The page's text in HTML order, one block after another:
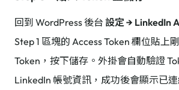
回到 WordPress 後台 設定 → LinkedIn
Step 1 區塊的 Access Token 欄位貼上
Token，按下儲存。外掛會自動驗證
LinkedIn 帳號資訊，成功後會顯示已